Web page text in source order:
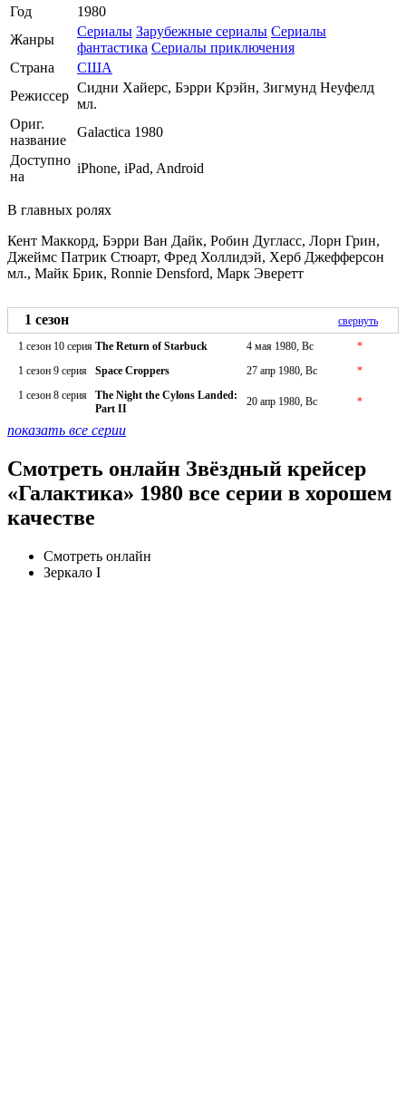
Год
1980
Жанры
Сериалы Зарубежные сериалы Сериалы
фантастика Сериалы приключения
Страна
США
Режиссер
Сидни Хайерс, Бэрри Крэйн, Зигмунд Неуфелд
мл.
Ориг.
название
Galactica 1980
Доступно
на
iPhone, iPad, Android
В главных ролях
Кент Маккорд, Бэрри Ван Дайк, Робин Дугласс, Лорн Грин,
Джеймс Патрик Стюарт, Фред Холлидэй, Херб Джефферсон
мл., Майк Брик, Ronnie Densford, Марк Эверетт
1 сезон
свернуть
1 сезон 10 серия The Return of Starbuck 4 мая 1980, Вс
*
1 сезон 9 серия
Space Croppers 27 апр 1980, Вс
*
1 сезон 8 серия
The Night the Cylons Landed:
Part II
20 апр 1980, Вс *
показать все серии
Смотреть онлайн Звёздный крейсер
«Галактика» 1980 все серии в хорошем
качестве
Смотреть онлайн
Зеркало I